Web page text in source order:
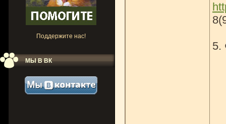
Поддержите нас!
МЫ В ВК
5.